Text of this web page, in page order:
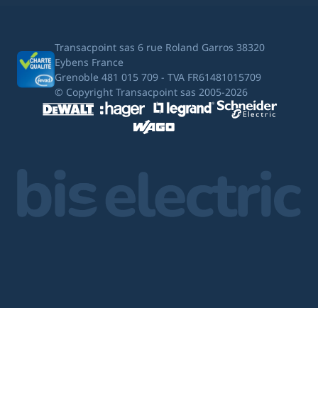
Transacpoint sas 6 rue Roland Garros 38320
Eybens France
Grenoble 481 015 709 - TVA FR61481015709
© Copyright Transacpoint sas 2005-2026